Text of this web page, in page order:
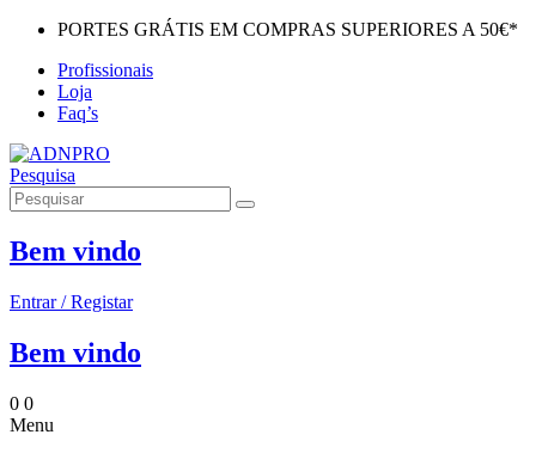
PORTES GRÁTIS EM COMPRAS SUPERIORES A 50€*
Profissionais
Loja
Faq’s
Pesquisa
Bem vindo
Entrar / Registar
Bem vindo
0 0
Menu